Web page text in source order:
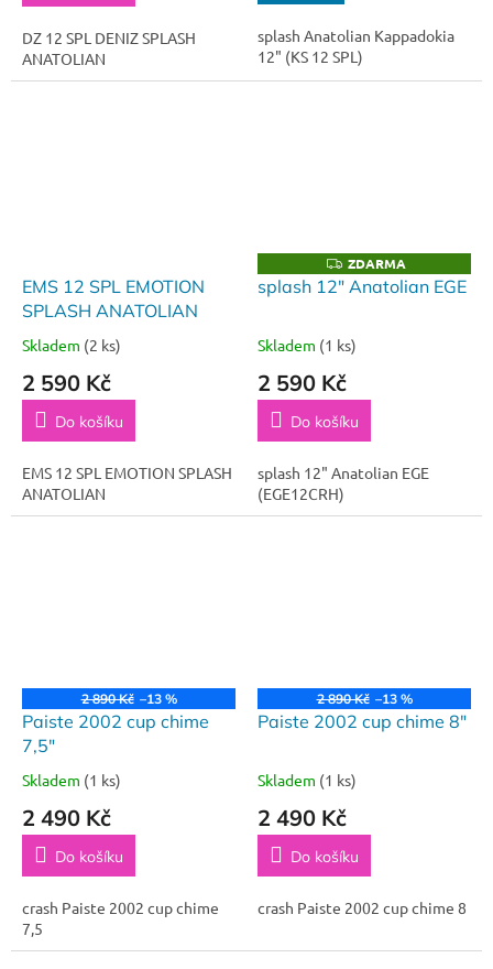
DZ 12 SPL DENIZ SPLASH
ANATOLIAN
splash Anatolian Kappadokia
12" (KS 12 SPL)
EMS 12 SPL EMOTION
SPLASH ANATOLIAN
Skladem (2 ks)
2 590 Kč
Do košíku
EMS 12 SPL EMOTION SPLASH
ANATOLIAN
Z
D
A
A
ZDARMA
splash 12" Anatolian EGE
Skladem (1 ks)
2 590 Kč
Do košíku
splash 12" Anatolian EGE
(EGE12CRH)
2 890 Kč –13 %
Paiste 2002 cup chime
7,5"
Skladem (1 ks)
2 490 Kč
Do košíku
crash Paiste 2002 cup chime
7,5
2 890 Kč –13 %
Paiste 2002 cup chime 8"
Skladem (1 ks)
2 490 Kč
Do košíku
crash Paiste 2002 cup chime 8